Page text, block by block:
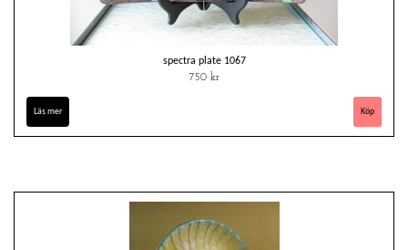
spectra plate 1067
750 kr
Läs mer